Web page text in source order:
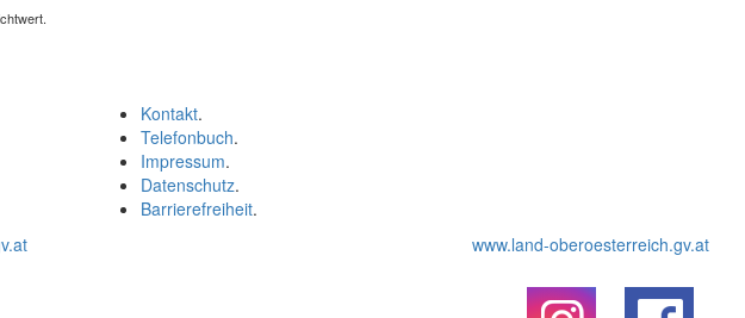
Kontakt.
Telefonbuch.
Impressum.
Datenschutz.
Barrierefreiheit.
www.land-oberoesterreich.gv.at